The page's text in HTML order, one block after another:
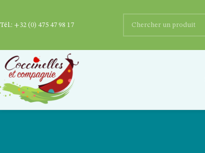
Tél.: +32 (0) 475 47 98 17